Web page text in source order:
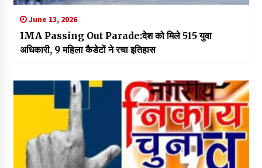
June 13, 2026
IMA Passing Out Parade:देश को मिले 515 युवा
अधिकारी, 9 महिला कैडेटों ने रचा इतिहास